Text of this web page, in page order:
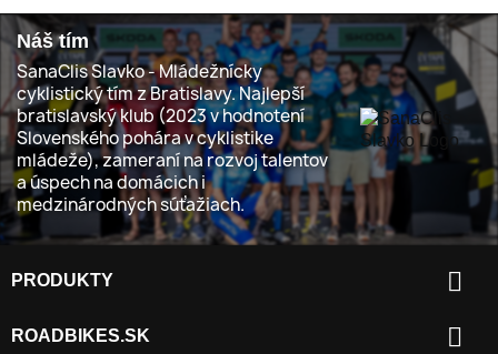
Náš tím
SanaClis Slavko - Mládežnícky
cyklistický tím z Bratislavy. Najlepší
bratislavský klub (2023 v hodnotení
Slovenského pohára v cyklistike
mládeže), zameraní na rozvoj talentov
a úspech na domácich i
medzinárodných súťažiach.
PRODUKTY 
ROADBIKES.SK 